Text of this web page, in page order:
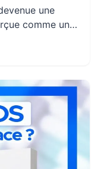
une
comme une
soulève des
En tant que
j’ai